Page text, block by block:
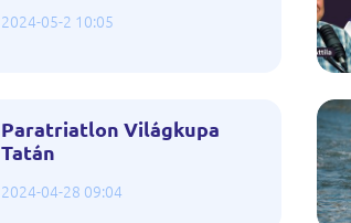
2024-05-2 10:05
Paratriatlon Világkupa
Tatán
2024-04-28 09:04